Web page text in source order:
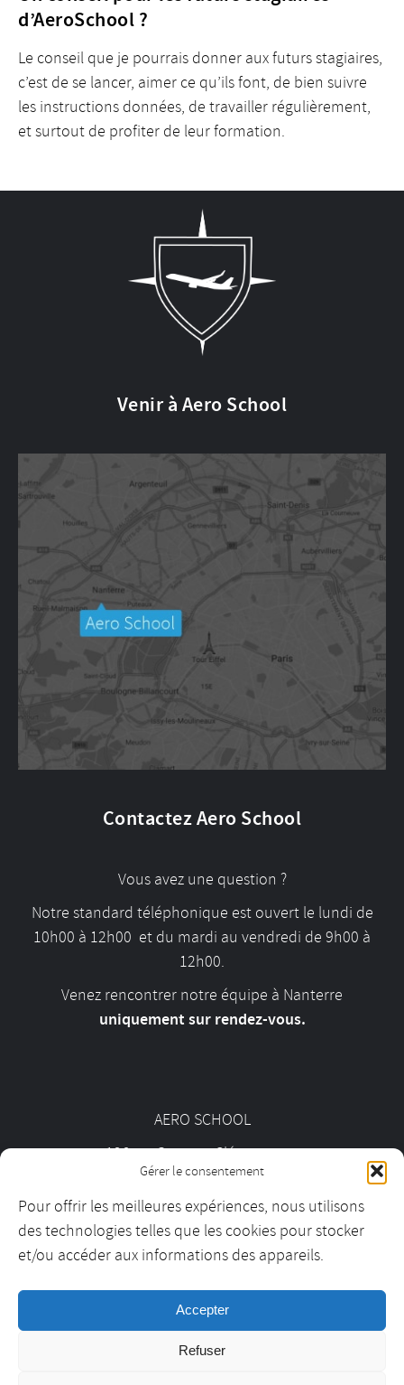
Gérer le consentement
Pour offrir les meilleures expériences, nous utilisons
des technologies telles que les cookies pour stocker
et/ou accéder aux informations des appareils.
Accepter
Refuser
d’AeroSchool ?
Le conseil que je pourrais donner aux futurs stagiaires,
c’est de se lancer, aimer ce qu’ils font, de bien suivre
les instructions données, de travailler régulièrement,
et surtout de profiter de leur formation.
Venir à Aero School
Contactez Aero School
Vous avez une question ?
Notre standard téléphonique est ouvert le lundi de
10h00 à 12h00 et du mardi au vendredi de 9h00 à
12h00.
Venez rencontrer notre équipe à Nanterre
uniquement sur rendez-vous.
AERO SCHOOL
126 av. Georges Clémenceau
01 55 69 19 30
contact@aeroschool.fr